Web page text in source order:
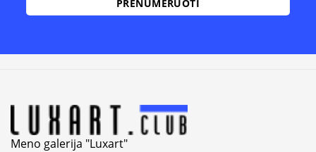
Meno galerija "Luxart"